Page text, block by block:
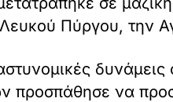
Πύργου, την
προσπάθησε να